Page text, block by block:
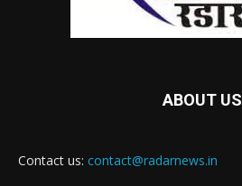
ABOUT US
Contact us: contact@radarnews.in